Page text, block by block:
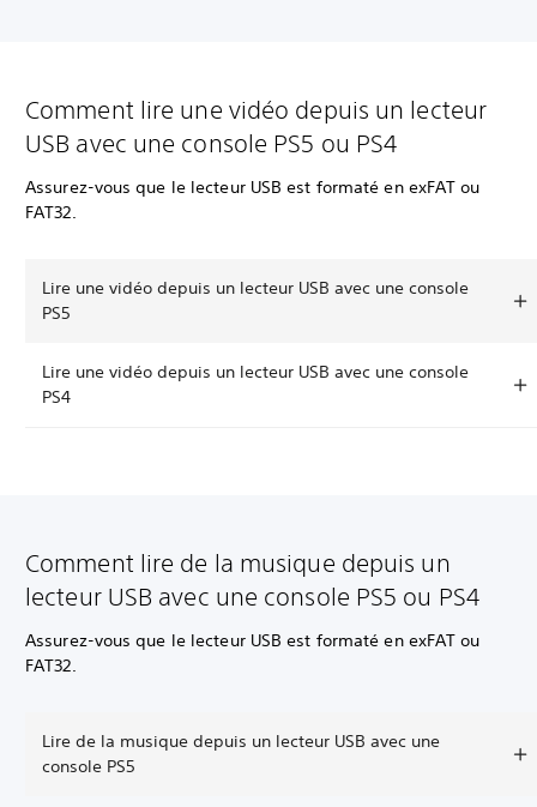
Comment lire une vidéo depuis un lecteur
USB avec une console PS5 ou PS4
Assurez-vous que le lecteur USB est formaté en exFAT ou
FAT32.
Lire une vidéo depuis un lecteur USB avec une console
PS5
Lire une vidéo depuis un lecteur USB avec une console
PS4
Comment lire de la musique depuis un
lecteur USB avec une console PS5 ou PS4
Assurez-vous que le lecteur USB est formaté en exFAT ou
FAT32.
Lire de la musique depuis un lecteur USB avec une
console PS5